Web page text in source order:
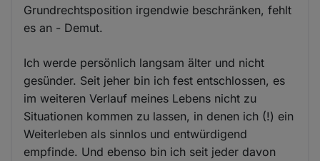
Grundrechtsposition irgendwie beschränken, fehlt
es an - Demut.
Ich werde persönlich langsam älter und nicht
gesünder. Seit jeher bin ich fest entschlossen, es
im weiteren Verlauf meines Lebens nicht zu
Situationen kommen zu lassen, in denen ich (!) ein
Weiterleben als sinnlos und entwürdigend
empfinde. Und ebenso bin ich seit jeder davon